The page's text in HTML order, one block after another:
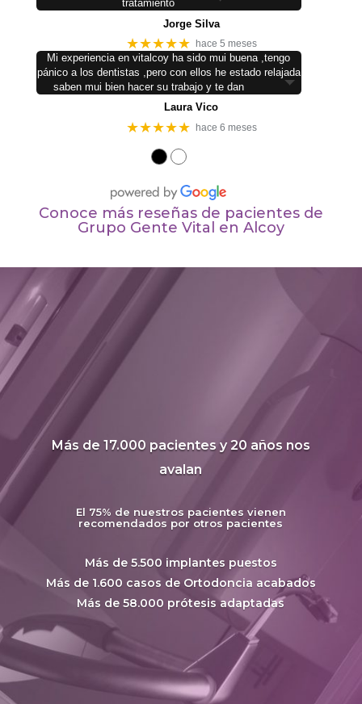
tratamiento
Jorge Silva
★★★★★ hace 5 meses
Mi experiencia en vitalcoy ha sido mui buena ,tengo
pánico a los dentistas ,pero con ellos he estado relajada
saben mui bien hacer su trabajo y te dan
Laura Vico
★★★★★ hace 6 meses
●●
Conoce más reseñas de pacientes de
Grupo Gente Vital en Alcoy
Más de 17.000 pacientes y 20 años nos
avalan
El 75% de nuestros pacientes vienen
recomendados por otros pacientes
Más de 5.500 implantes puestos
Más de 1.600 casos de Ortodoncia acabados
Más de 58.000 prótesis adaptadas